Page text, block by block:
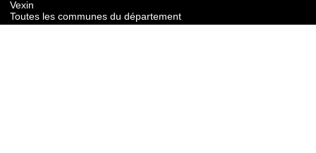
Vexin
Toutes les communes du département